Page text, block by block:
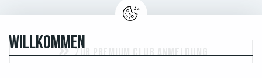
ZUR PREMIUM CLUB ANMELDUNG
WILLKOMMEN